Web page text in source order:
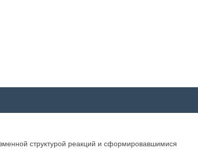
структурой реакций и сформировавшимися